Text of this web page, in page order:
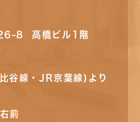
8 高橋ビル1階
谷線・JR京葉線)より
前